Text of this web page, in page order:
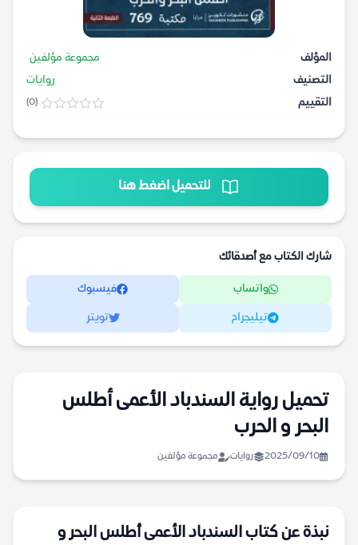
المؤلف
مجموعة مؤلفين
التصنيف
روايات
التقييم
(0)
للتحميل اضغط هنا
شارك الكتاب مع أصدقائك
واتساب فيسبوك
تيليجرام تويتر
تحميل رواية السندباد الأعمى أطلس
البحر و الحرب
2025/09/10 روايات مجموعة مؤلفين
نبذة عن كتاب السندباد الأعمى أطلس البحر و